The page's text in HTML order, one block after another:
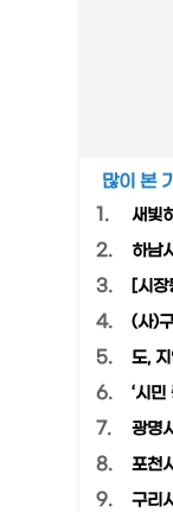
많이 본
1.
새빛
2. 하남
3. [시장
4. (사)
5. 도,
6. ‘시
7. 광명
8. 포천
9. 구리